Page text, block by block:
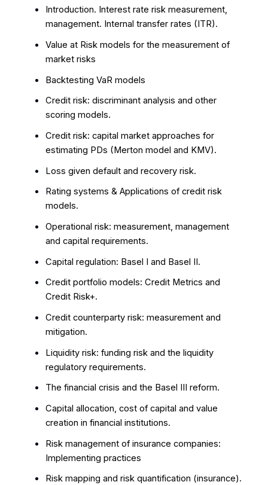
Introduction. Interest rate risk measurement,
management. Internal transfer rates (ITR).
Value at Risk models for the measurement of
market risks
Backtesting VaR models
Credit risk: discriminant analysis and other
scoring models.
Credit risk: capital market approaches for
estimating PDs (Merton model and KMV).
Loss given default and recovery risk.
Rating systems & Applications of credit risk
models.
Operational risk: measurement, management
and capital requirements.
Capital regulation: Basel I and Basel II.
Credit portfolio models: Credit Metrics and
Credit Risk+.
Credit counterparty risk: measurement and
mitigation.
Liquidity risk: funding risk and the liquidity
regulatory requirements.
The financial crisis and the Basel III reform.
Capital allocation, cost of capital and value
creation in financial institutions.
Risk management of insurance companies:
Implementing practices
Risk mapping and risk quantification (insurance).